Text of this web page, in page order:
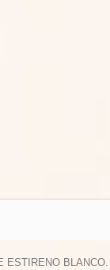
ESTIRENO BLANCO.